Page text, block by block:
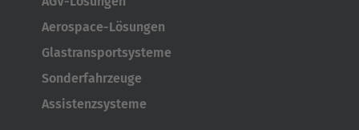
EnglishAerospace-Lösungen
Glastransportsysteme
Sonderfahrzeuge
Assistenzsysteme